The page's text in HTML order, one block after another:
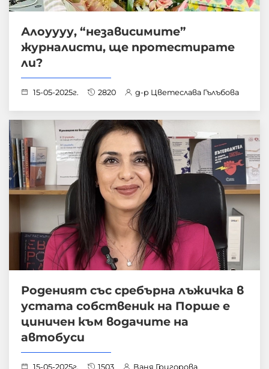
Алоуууу, “независимите”
журналисти, ще протестирате
ли?
15-05-2025г. 2820 д-р Цветеслава Гълъбова
Роденият със сребърна лъжичка в
устата собственик на Порше е
циничен към водачите на
автобуси
15-05-2025г. 1503 Ваня Григорова